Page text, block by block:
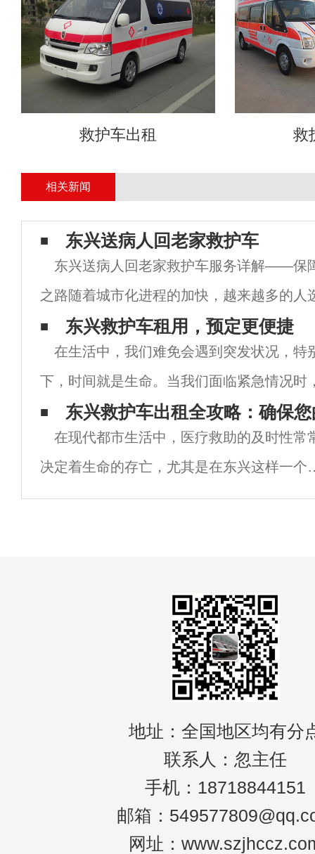
救护车出租 救
相关新闻
东兴送病人回老家救护车
东兴送病人回老家救护车服务详解——保
之路随着城市化进程的加快，越来越多的人
充满机会的城市生活和工作。然而，在繁忙
健康问题有时会突然降临。为了能够更好地
东兴救护车租用，预定更便捷
在生活中，我们难免会遇到突发状况，特
下，时间就是生命。当我们面临紧急情况时
救护车的支持成为了一个重要问题。而在东
市，救护车租用服务的兴起为我们提供了一
东兴救护车出租全攻略：确保
在现代都市生活中，医疗救助的及时性常
决定着生命的存亡，尤其是在东兴这样一个
速发展的城市里，拥有快速、专业的救护车
地址：全国地区均有分
联系人：忽主任
手机：18718844151
邮箱：
网址：